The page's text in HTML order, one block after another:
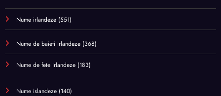
Nume irlandeze (551)
Nume de baieti irlandeze (368)
Nume de fete irlandeze (183)
Nume islandeze (140)